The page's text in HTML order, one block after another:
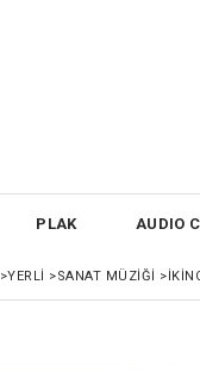
PLAK AUDIO
>YERLİ >SANAT MÜZİĞİ >